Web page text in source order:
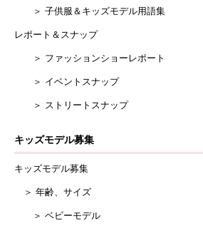
＞ 子供服＆キッズモデル用語集
レポート＆スナップ
＞ ファッションショーレポート
＞ イベントスナップ
＞ ストリートスナップ
キッズモデル募集
キッズモデル募集
＞ 年齢、サイズ
＞ ベビーモデル